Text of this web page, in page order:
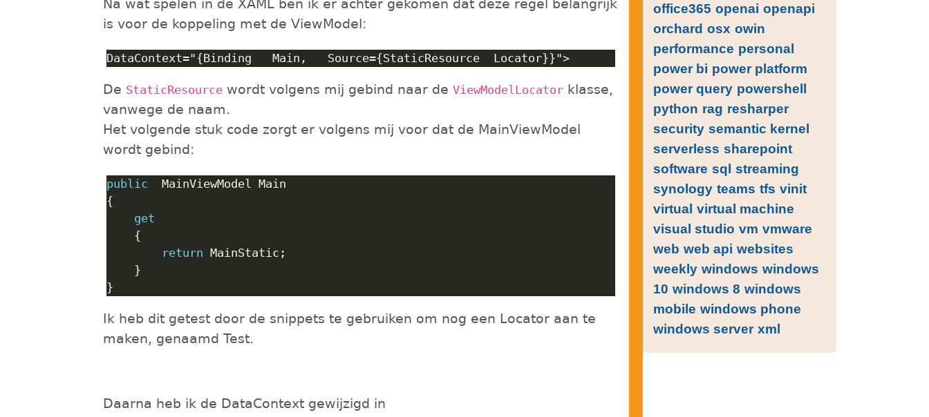
Na wat spelen in de XAML ben ik er achter gekomen dat deze regel belangrijk
is voor de koppeling met de ViewModel:
De StaticResource wordt volgens mij gebind naar deViewModelLocator klasse,
vanwege de naam.
Het volgende stuk code zorgt er volgens mij voor dat de MainViewModel
wordt gebind:
public
get
return
Ik heb dit getest door de snippets te gebruiken om nog een Locator aan te
maken, genaamd Test.
Daarna heb ik de DataContext gewijzigd in
office365 openai openapi
orchard osx owin
performance personal
power bi power platform
power query powershell
python rag resharper
security semantic kernel
serverless sharepoint
software sql streaming
synology teams tfs vinit
virtual virtual machine
visual studio vm vmware
web web api websites
weekly windows windows
10 windows 8 windows
mobile windows phone
windows server xml